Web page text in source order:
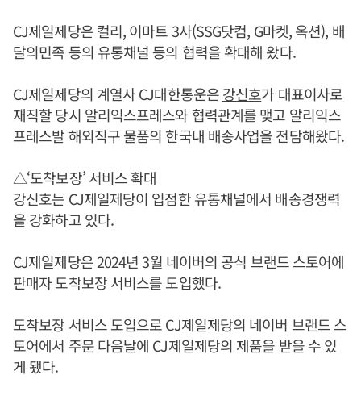
CJ제일제당은 컬리, 이마트 3사(SSG닷컴, G마켓, 옥션), 배
달의민족 등의 유통채널 등의 협력을 확대해 왔다.
CJ제일제당의 계열사 CJ대한통운은강신호가 대표이사로
재직할 당시 알리익스프레스와 협력관계를 맺고 알리익스
프레스발 해외직구 물품의 한국내 배송사업을 전담해왔다.
△‘도착보장’ 서비스 확대
강신호는 CJ제일제당이 입점한 유통채널에서 배송경쟁력
을 강화하고 있다.
CJ제일제당은 2024년 3월 네이버의 공식 브랜드 스토어에
판매자 도착보장 서비스를 도입했다.
도착보장 서비스 도입으로 CJ제일제당의 네이버 브랜드 스
토어에서 주문 다음날에 CJ제일제당의 제품을 받을 수 있
게 됐다.